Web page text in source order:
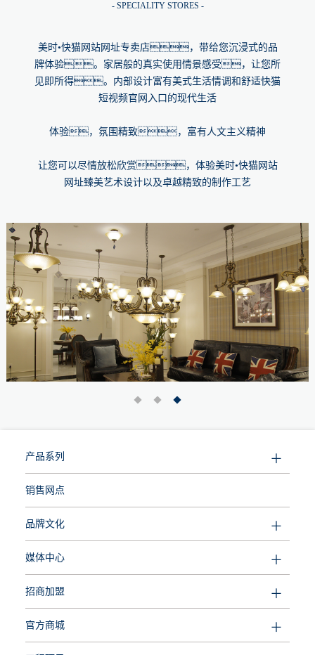
- SPECIALITY STORES -
美时•快猫网站网址专卖店，带给您沉浸式的品
牌体验。家居般的真实使用情景感受，让您所
见即所得。内部设计富有美式生活情调和舒适快猫
短视频官网入口的现代生活
体验，氛围精致，富有人文主义精神
让您可以尽情放松欣赏，体验美时•快猫网站
网址臻美艺术设计以及卓越精致的制作工艺
产品系列
销售网点
品牌文化
媒体中心
招商加盟
官方商城